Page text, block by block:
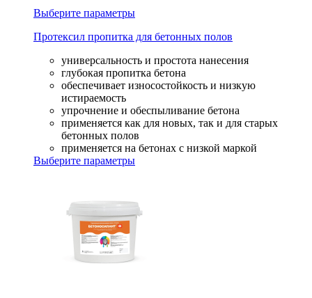
Выберите параметры
Протексил пропитка для бетонных полов
универсальность и простота нанесения
глубокая пропитка бетона
обеспечивает износостойкость и низкую
истираемость
упрочнение и обеспыливание бетона
применяется как для новых, так и для старых
бетонных полов
применяется на бетонах с низкой маркой
Выберите параметры